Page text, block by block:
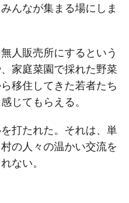
んなが集まる場にしま
人販売所にするという
家庭菜園で採れた野菜
移住してきた若者たち
じてもらえる。
打たれた。それは、単
の人々の温かい交流を
ない。